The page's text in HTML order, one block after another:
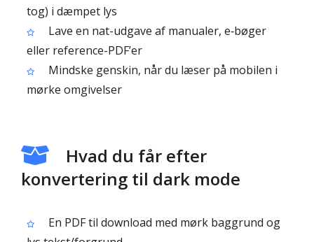
tog) i dæmpet lys
Lave en nat-udgave af manualer, e‑bøger
eller reference-PDF’er
Mindske genskin, når du læser på mobilen i
mørke omgivelser
Hvad du får efter
konvertering til dark mode
En PDF til download med mørk baggrund og